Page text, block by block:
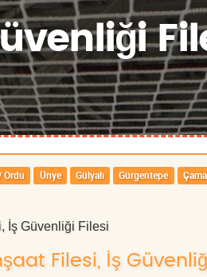
Ordu Ünye Gülyalı Gürgentepe
İş Güvenliği Filesi
Filesi, İş